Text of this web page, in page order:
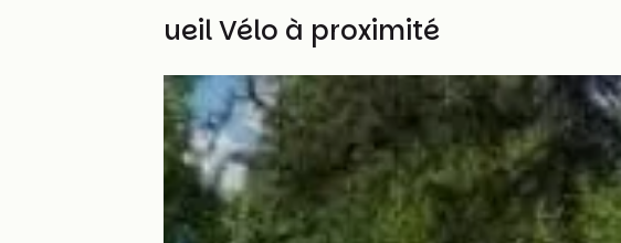
Autres Accueil Vélo à proximité